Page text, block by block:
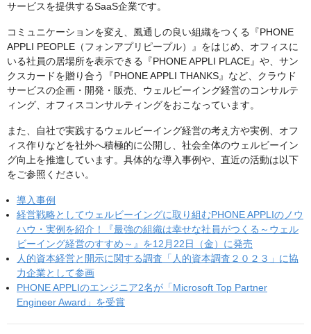
サービスを提供するSaaS企業です。
コミュニケーションを変え、風通しの良い組織をつくる『PHONE
APPLI PEOPLE（フォンアプリピープル）』をはじめ、オフィスに
いる社員の居場所を表示できる『PHONE APPLI PLACE』や、サン
クスカードを贈り合う『PHONE APPLI THANKS』など、クラウド
サービスの企画・開発・販売、ウェルビーイング経営のコンサルテ
ィング、オフィスコンサルティングをおこなっています。
また、自社で実践するウェルビーイング経営の考え方や実例、オフ
ィス作りなどを社外へ積極的に公開し、社会全体のウェルビーイン
グ向上を推進しています。具体的な導入事例や、直近の活動は以下
をご参照ください。
導入事例
経営戦略としてウェルビーイングに取り組むPHONE APPLIのノウ
ハウ・実例を紹介！『最強の組織は幸せな社員がつくる～ウェル
ビーイング経営のすすめ～』を12月22日（金）に発売
人的資本経営と開示に関する調査「人的資本調査２０２３」に協
力企業として参画
PHONE APPLIのエンジニア2名が「Microsoft Top Partner
Engineer Award」を受賞